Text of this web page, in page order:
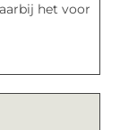
het voor